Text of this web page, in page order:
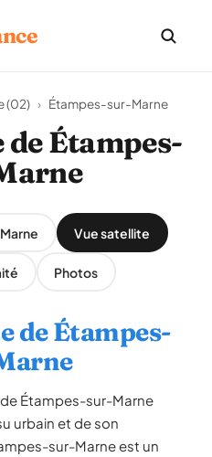
(02) › Étampes-sur-Marne
Étampes-
Vue satellite
Photos
de Étampes-
Étampes-sur-Marne
urbain et de son
sur-Marne est un